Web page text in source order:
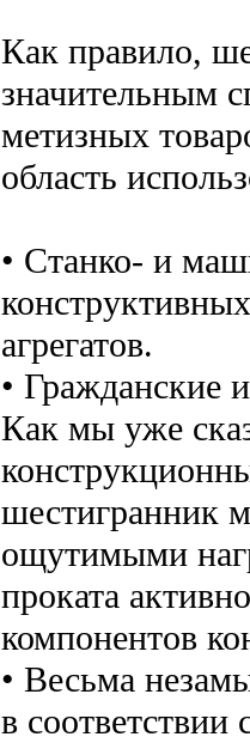
Как правило,
значительным
метизных
область
• Станко- и
агрегатов.
• Гражданские
Как мы уже
шестигранник
ощутимыми
проката
компонентов
• Весьма
в